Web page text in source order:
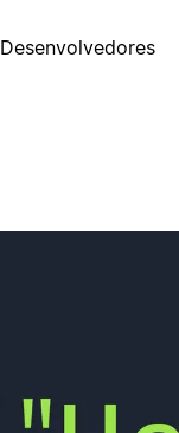
Desenvolvedores